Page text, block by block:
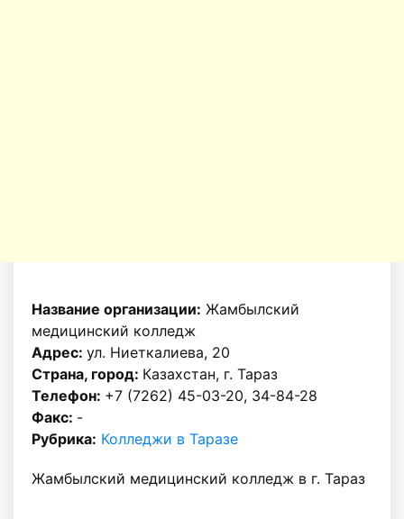
Название организации: Жамбылский
медицинский колледж
Адрес: ул. Ниеткалиева, 20
Страна, город: Казахстан, г. Тараз
Телефон: +7 (7262) 45-03-20, 34-84-28
Факс: -
Рубрика: Колледжи в Таразе
Жамбылский медицинский колледж в г. Тараз